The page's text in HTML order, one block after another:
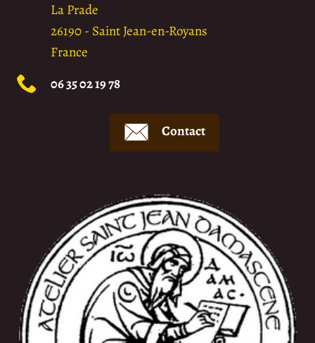
La Prade
26190- Saint Jean-en-Royans
France
06 35 02 19 78
Contact